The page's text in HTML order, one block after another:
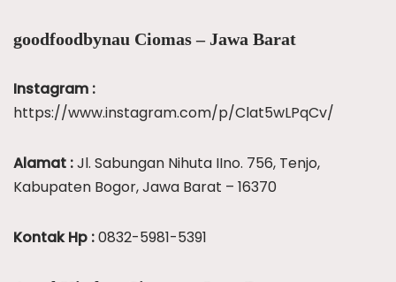
goodfoodbynau Ciomas – Jawa Barat
Instagram :
https://www.instagram.com/p/Clat5wLPqCv/
Alamat :Jl. Sabungan Nihuta IIno. 756, Tenjo,
Kabupaten Bogor, Jawa Barat – 16370
Kontak Hp :0832-5981-5391